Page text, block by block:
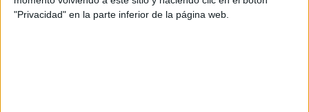
"Privacidad" en la parte inferior de la página web.
ENLACE AL GRUPO